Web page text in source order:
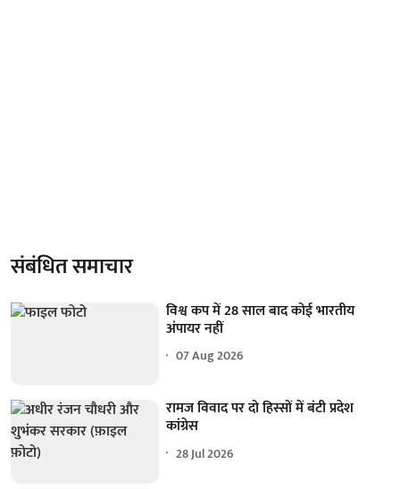
संबंधित समाचार
विश्व कप में 28 साल बाद कोई भारतीय
अंपायर नहीं
07 Aug 2026
रामज विवाद पर दो हिस्सों में बंटी प्रदेश
कांग्रेस
28 Jul 2026